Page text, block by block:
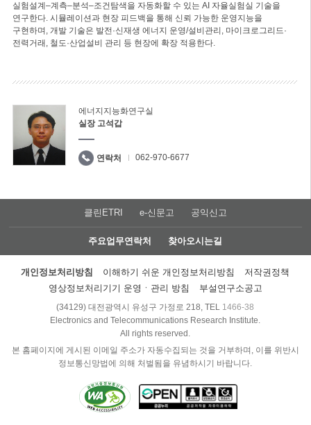
실험설계–계측–분석–조건탐색을 자동화할 수 있는 AI 자율실험실 기술을
연구한다. 시뮬레이션과 현장 피드백을 통해 신뢰 가능한 운영지능을
구현하며, 개발 기술은 발전·신재생 에너지 운영/설비관리, 마이크로그리드·
전력거래, 철도·산업설비 관리 등 현장에 확장 적용한다.
에너지지능화연구실
실장 고석갑
연락처 062-970-6677
클린ETRI e-신문고 공익신고
주요업무연락처 찾아오시는길
개인정보처리방침 이해하기 쉬운 개인정보처리방침
저작권정책
영상정보처리기기 운영ㆍ관리 방침
부설연구소공고
(34129) 대전광역시 유성구 가정로 218, TEL 1466-38
Electronics and Telecommunications Research Institute.
All rights reserved.
본 홈페이지에 게시된 이메일 주소가 자동수집되는 것을 거부하며, 이를 위반시
정보통신망법에 의해 처벌됨을 유념하시기 바랍니다.